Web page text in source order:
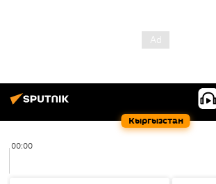
Кыргызстан
00:00